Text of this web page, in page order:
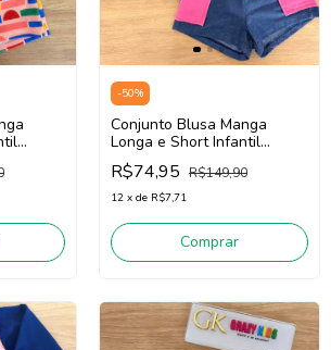
-50%
Conjunto Blusa Manga
Longa e Short Infantil
Menina Mon Sucré
138018208 (Azul/Rosa)
R$74,95 R$149,90
12 x de R$7,71
Comprar